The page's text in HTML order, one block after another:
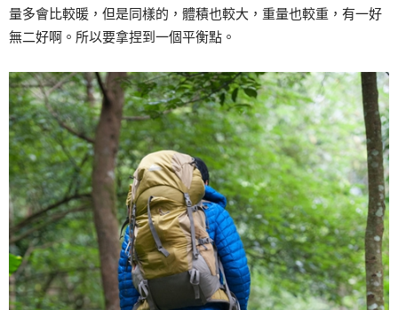
量多會比較暖，但是同樣的，體積也較大，重量也較重，有一好
無二好啊。所以要拿捏到一個平衡點。